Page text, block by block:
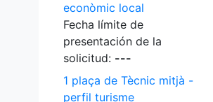
econòmic local
Fecha límite de
presentación de la
solicitud: ---
1 plaça de Tècnic mitjà -
perfil turisme